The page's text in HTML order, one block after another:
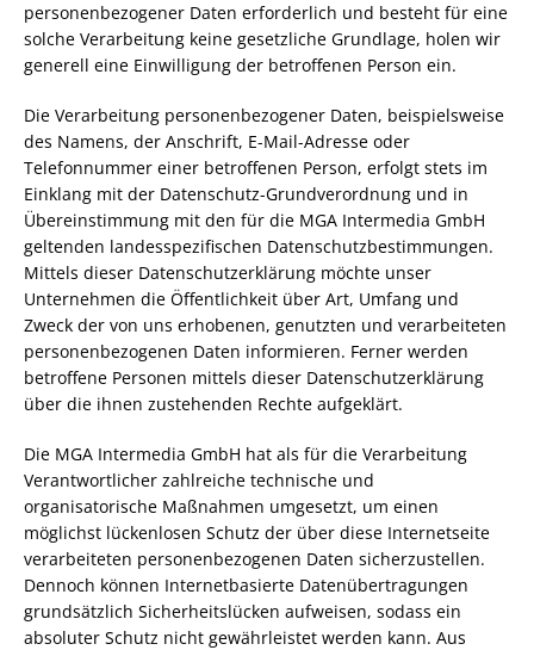
personenbezogener Daten erforderlich und besteht für eine
solche Verarbeitung keine gesetzliche Grundlage, holen wir
generell eine Einwilligung der betroffenen Person ein.
Die Verarbeitung personenbezogener Daten, beispielsweise
des Namens, der Anschrift, E-Mail-Adresse oder
Telefonnummer einer betroffenen Person, erfolgt stets im
Einklang mit der Datenschutz-Grundverordnung und in
Übereinstimmung mit den für die MGA Intermedia GmbH
geltenden landesspezifischen Datenschutzbestimmungen.
Mittels dieser Datenschutzerklärung möchte unser
Unternehmen die Öffentlichkeit über Art, Umfang und
Zweck der von uns erhobenen, genutzten und verarbeiteten
personenbezogenen Daten informieren. Ferner werden
betroffene Personen mittels dieser Datenschutzerklärung
über die ihnen zustehenden Rechte aufgeklärt.
Die MGA Intermedia GmbH hat als für die Verarbeitung
Verantwortlicher zahlreiche technische und
organisatorische Maßnahmen umgesetzt, um einen
möglichst lückenlosen Schutz der über diese Internetseite
verarbeiteten personenbezogenen Daten sicherzustellen.
Dennoch können Internetbasierte Datenübertragungen
grundsätzlich Sicherheitslücken aufweisen, sodass ein
absoluter Schutz nicht gewährleistet werden kann. Aus